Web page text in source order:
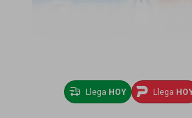
Llega HOY Llega